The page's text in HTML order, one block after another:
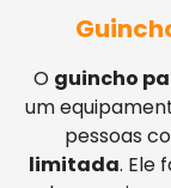
O guincho
um
pessoas
limitada. Ele